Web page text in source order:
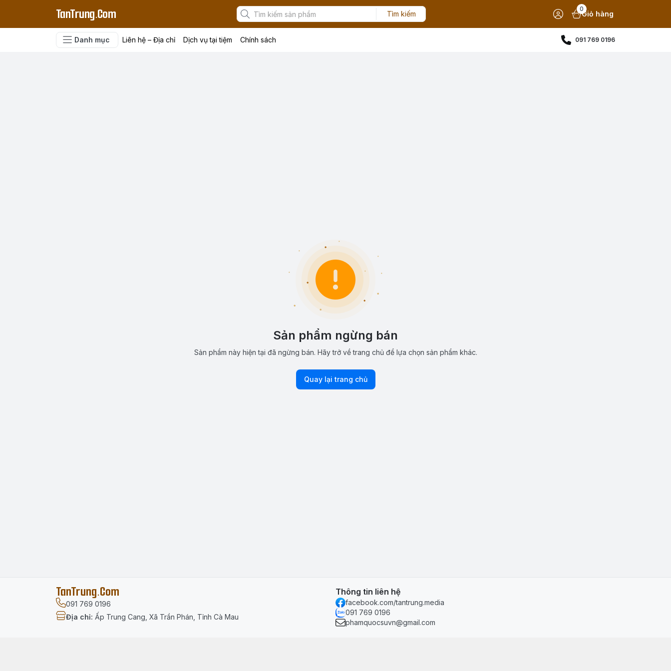
TanTrung.Com Tìm kiếm
0
Giỏ hàng
Danh mục Liên hệ – Địa chỉ Dịch vụ tại tiệm Chính sách 091 769 0196
Sản phẩm ngừng bán
Sản phẩm này hiện tại đã ngừng bán. Hãy trở về trang chủ để lựa chọn sản phẩm khác.
Quay lại trang chủ
TanTrung.Com
091 769 0196
Địa chỉ: Ấp Trung Cang, Xã Trần Phán, Tỉnh Cà Mau
Thông tin liên hệ
facebook.com/tantrung.media
091 769 0196
phamquocsuvn@gmail.com